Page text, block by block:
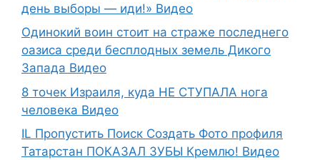
день выборы — иди!» Видео
Одинокий воин стоит на страже последнего
оазиса среди бесплодных земель Дикого
Запада Видео
8 точек Израиля, куда НЕ СТУПАЛА нога
человека Видео
IL Пропустить Поиск Создать Фото профиля
Татарстан ПОКАЗАЛ ЗУБЫ Кремлю! Видео